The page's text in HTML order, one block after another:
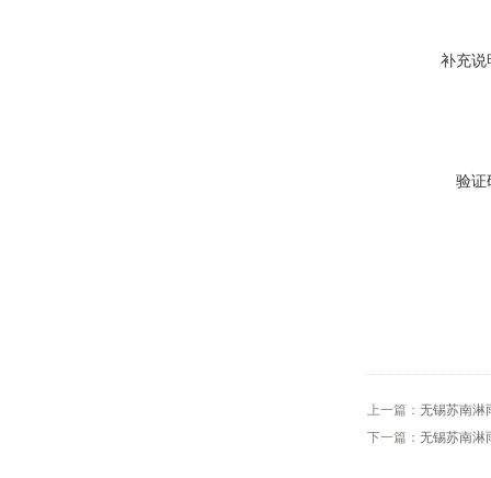
补充说
验证
上一篇： 无锡苏南淋
下一篇： 无锡苏南淋